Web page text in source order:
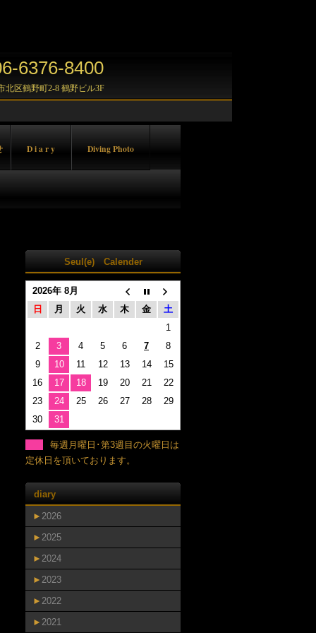
6376-8400
北区鶴野町2-8 鶴野ビル3F
D i a r y Diving Photo
Seul(e) Calender
2026年 8月
日
月 火 水 木 金
土
1
2
3 4 5 6 7
8
9
10 11 12 13 14
15
16
17 18 19 20 21
22
23
24 25 26 27 28
29
30
31
毎週月曜日･第3週目の火曜日は
定休日を頂いております。
diary
► 2026
► 2025
► 2024
► 2023
► 2022
► 2021